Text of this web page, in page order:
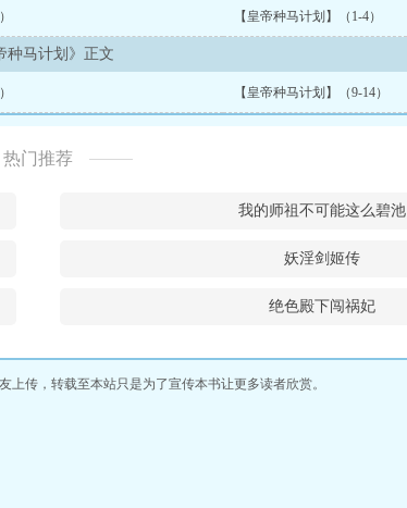
【皇帝种马计划】（1-4）
种马计划》正文
【皇帝种马计划】（9-14）
热门推荐
我的师祖不可能这么碧池
妖淫剑姬传
绝色殿下闯祸妃
上传，转载至本站只是为了宣传本书让更多读者欣赏。